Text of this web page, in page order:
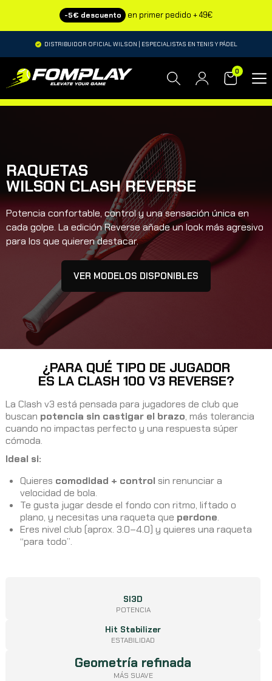
-5€ descuento en primer pedido + 49€
DISTRIBUIDOR OFICIAL WILSON | ESPECIALISTAS EN TENIS Y PÁDEL
0
RAQUETAS
WILSON CLASH REVERSE
Potencia confortable, control y una sensación única en
cada golpe. La edición Reverse añade un look más agresivo
para los que quieren destacar.
VER MODELOS DISPONIBLES
¿PARA QUÉ TIPO DE JUGADOR
ES LA CLASH 100 V3 REVERSE?
La Clash v3 está pensada para jugadores de club que
buscan potencia sin castigar el brazo, más tolerancia
cuando no impactas perfecto y una respuesta súper
cómoda.
Ideal si:
Quieres comodidad + control sin renunciar a
velocidad de bola.
Te gusta jugar desde el fondo con ritmo, liftado o
plano, y necesitas una raqueta que perdone.
Eres nivel club (aprox. 3.0–4.0) y quieres una raqueta
“para todo”.
SI3D
POTENCIA
Hit Stabilizer
ESTABILIDAD
Geometría refinada
MÁS SUAVE